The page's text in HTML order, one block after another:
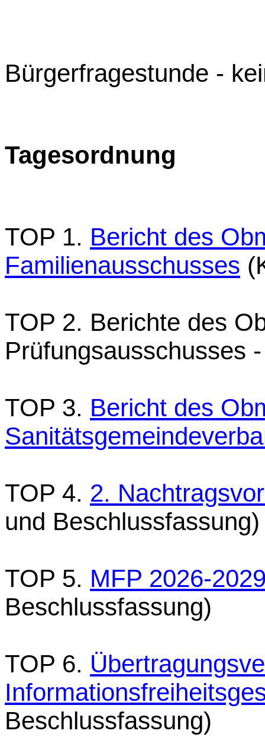
Bürgerfragestunde -
Tagesordnung
TOP 1. Bericht des
Familienausschusses
TOP 2. Berichte des
Prüfungsausschusses
TOP 3. Bericht des
TOP 4. 2.
und Beschlussfassung)
TOP 5. MFP 2026-
Beschlussfassung)
TOP 6.
Beschlussfassung)